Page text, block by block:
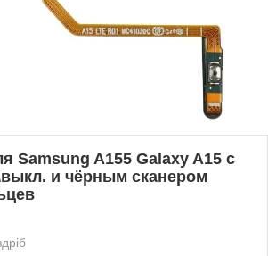
Samsung A155 Galaxy A15 с
и чёрным сканером